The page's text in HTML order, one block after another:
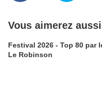
Vous aimerez aussi
Festival 2026 - Top 80 par
Le Robinson